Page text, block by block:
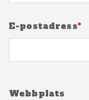
E-postadress*
Webbplats